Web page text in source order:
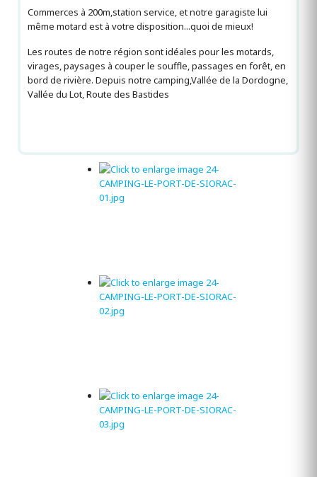
Commerces à 200m,station service, et notre garagiste lui
même motard est à votre disposition...quoi de mieux!
Les routes de notre région sont idéales pour les motards,
virages, paysages à couper le souffle, passages en forêt, en
bord de rivière. Depuis notre camping,Vallée de la Dordogne,
Vallée du Lot, Route des Bastides